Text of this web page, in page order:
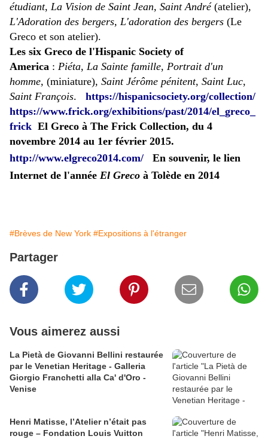
étudiant, La Vision de Saint Jean, Saint André (atelier),
L'Adoration des bergers, L'adoration des bergers (Le
Greco et son atelier).
Les six Greco de l'Hispanic Society of
America : Piéta, La Sainte famille, Portrait d'un
homme, (miniature), Saint Jérôme pénitent, Saint Luc,
Saint François. https://hispanicsociety.org/collection/
https://www.frick.org/exhibitions/past/2014/el_greco_
frick El Greco à The Frick Collection, du 4
novembre 2014 au 1er février 2015.
http://www.elgreco2014.com/ En souvenir, le lien
Internet de l'année El Greco à Tolède en 2014
#Brèves de New York #Expositions à l'étranger
Partager
Vous aimerez aussi
La Pietà de Giovanni Bellini restaurée
par le Venetian Heritage - Galleria
Giorgio Franchetti alla Ca' d'Oro -
Venise
Henri Matisse, l’Atelier n’était pas
rouge – Fondation Louis Vuitton